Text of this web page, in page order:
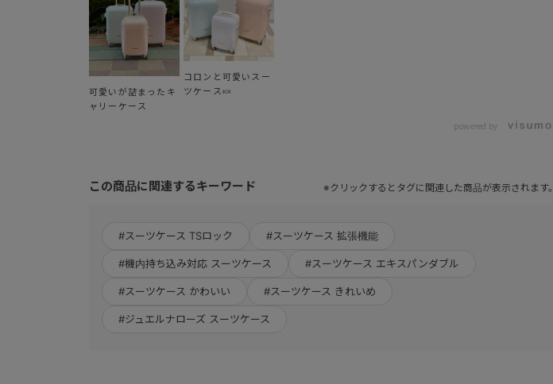
可愛いが詰まったキ
ャリーケース
コロンと可愛いスー
ツケース🍬
powered by
この商品に関連するキーワード ※クリックするとタグに関連した商品が表示されます。
#スーツケース TSロック #スーツケース 拡張機能
#機内持ち込み対応 スーツケース #スーツケース エキスパンダブル
#スーツケース かわいい #スーツケース きれいめ
#ジュエルナローズ スーツケース